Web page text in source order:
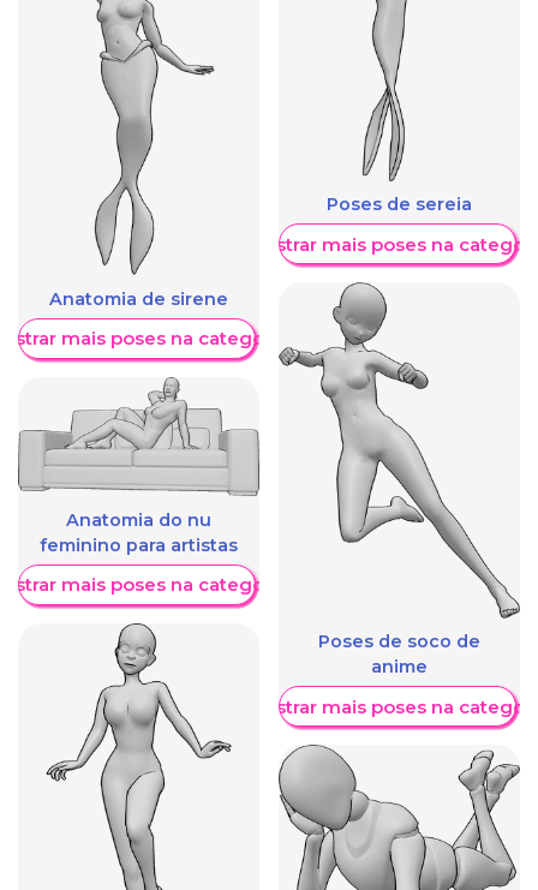
Anatomia de sirene
mais poses na categoria
Anatomia do nu
feminino para artistas
mais poses na categoria
Poses de sereia
Mostrar mais poses na
Poses de soco de
anime
Mostrar mais poses na